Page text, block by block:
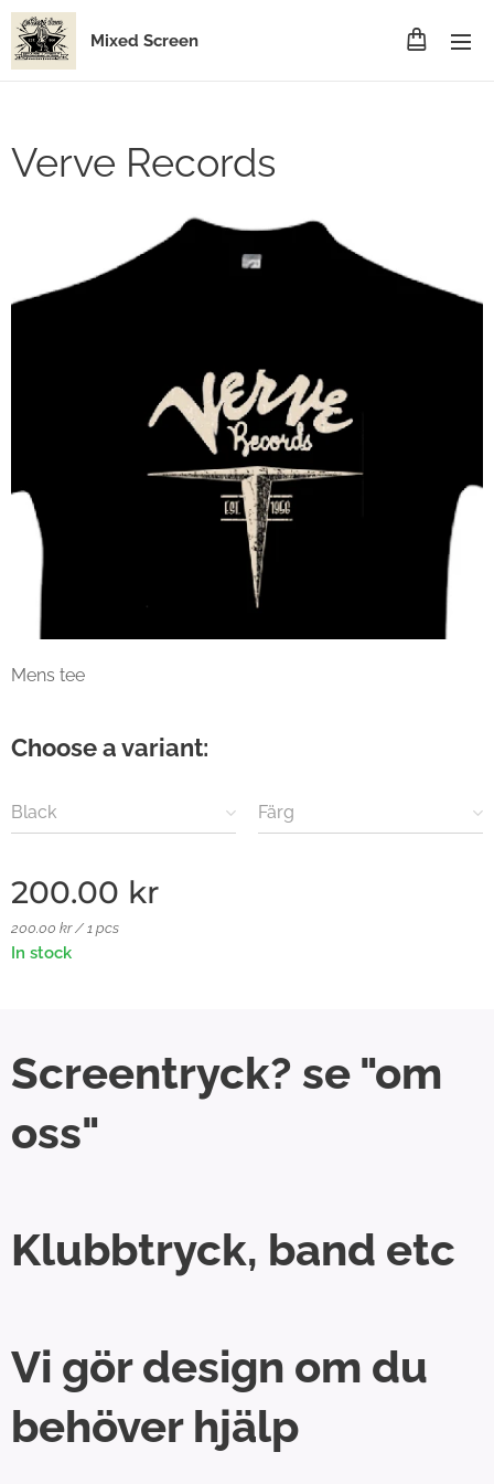
Mixed Screen
Verve Records
Mens tee
Choose a variant:
Black Färg
200.00 kr
200.00 kr / 1 pcs
In stock
Screentryck? se "om
oss"
Klubbtryck, band etc
Vi gör design om du
behöver hjälp